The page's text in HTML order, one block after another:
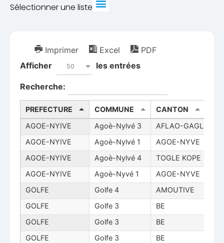
Sélectionner une liste
Imprimer Excel
PDF
Afficher
50 les entrées
Recherche:
PREFECTURE COMMUNE CANTON
AGOE-NYIVE
Agoè-Nylvé 3 AFLAO-GAGLI
AGOE-NYIVE
Agoè-Nylvé 1 AGOE-NYVE
AGOE-NYIVE
Agoè-Nylvé 4 TOGLE KOPE
AGOE-NYIVE
Agoè-Nyvé 1 AGOE-NYVE
GOLFE
Golfe 4 AMOUTIVE
GOLFE
Golfe 3 BE
GOLFE
Golfe 3 BE
GOLFE
Golfe 3 BE